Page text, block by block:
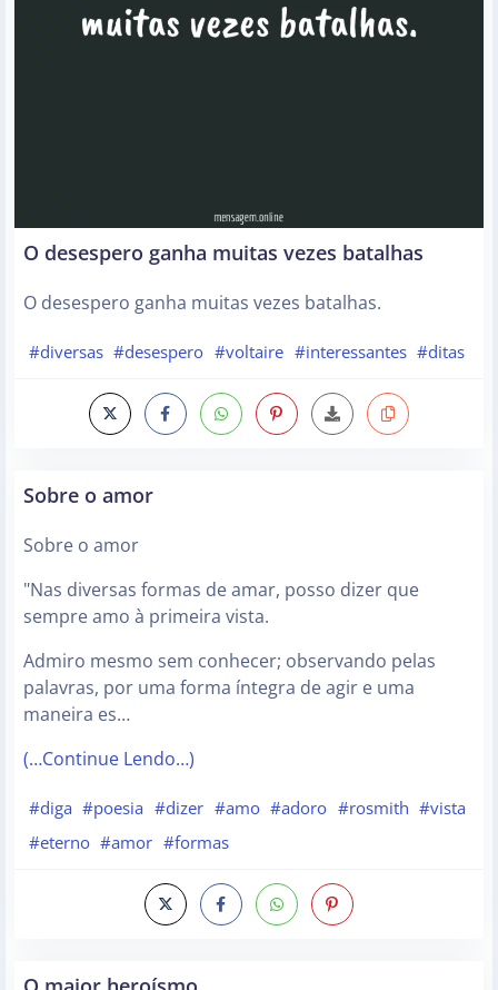
O desespero ganha muitas vezes batalhas
O desespero ganha muitas vezes batalhas.
#diversas #desespero #voltaire #interessantes #ditas
Sobre o amor
Sobre o amor
"Nas diversas formas de amar, posso dizer que
sempre amo à primeira vista.
Admiro mesmo sem conhecer; observando pelas
palavras, por uma forma íntegra de agir e uma
maneira es…
(…Continue Lendo…)
#diga #poesia #dizer #amo #adoro #rosmith #vista
#eterno #amor #formas